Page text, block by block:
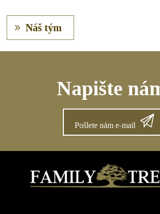
Náš tým
Napište
Pošlete nám e-mail